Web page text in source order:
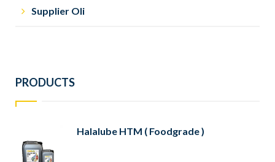
Supplier Oli
PRODUCTS
Halalube HTM ( Foodgrade )